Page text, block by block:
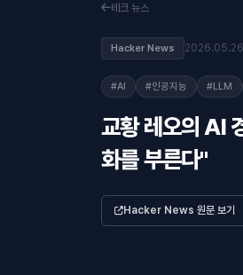
테크 뉴스
Hacker News 2026.05.26
#AI #인공지능 #LLM
교황 레오의 AI
화를 부른다"
Hacker News 원문 보기